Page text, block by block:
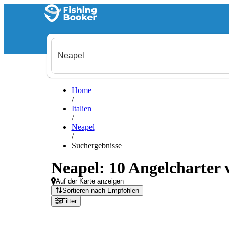
Home
/
Italien
/
Neapel
/
Suchergebnisse
Neapel: 10 Angelcharter
Auf der Karte anzeigen
Sortieren nach Empfohlen
Filter